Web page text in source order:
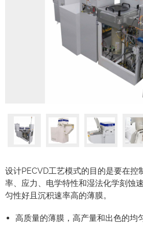
设计PECVD工艺模式的目的是要在控
率、应力、电学特性和湿法化学刻蚀
匀性好且沉积速率高的薄膜。
高质量的薄膜，高产量和出色的均